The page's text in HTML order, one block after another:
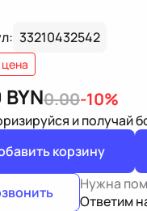
33210432542
BYN0.00-10%
и получай
корзину
Нужна
Ответим